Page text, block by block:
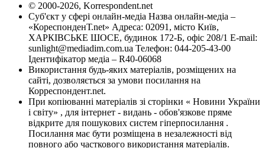
© 2000-2026, Korrespondent.net
Суб'єкт у сфері онлайн-медіа Назва онлайн-медіа –
«КореспонденТ.net» Адреса: 02091, місто Київ,
ХАРКІВСЬКЕ ШОСЕ, будинок 172-Б, офіс 208/1 E-mail:
sunlight@mediadim.com.ua Телефон: 044-205-43-00
Ідентифікатор медіа – R40-06068
Використання будь-яких матеріалів, розміщених на
сайті, дозволяється за умови посилання на
Корреспондент.net.
При копіюванні матеріалів зі сторінки « Новини України
і світу» , для інтернет - видань - обов'язкове пряме
відкрите для пошукових систем гіперпосилання .
Посилання має бути розміщена в незалежності від
повного або часткового використання матеріалів.